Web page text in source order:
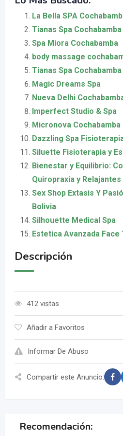
La Bella SPA
Tianas Spa Cochabamba
Spa Miora Cochabamba
body massage
Tianas Spa Cochabamba
Magic Dreams Spa
Nueva Delhi
Imperfect Studio & Spa
Micronova
Dazzling Spa
Siluette Fisioterapia y
Bienestar y Equilibrio:
Quiropraxia y
Sex Shop Extasis Y
Bolivia
Silhouette Medical Spa
Estetica Avanzada Face
Descripción
412 vistas
Añadir a Favoritos
Informar De Abuso
Compartir este Anuncio:
Recomendación: